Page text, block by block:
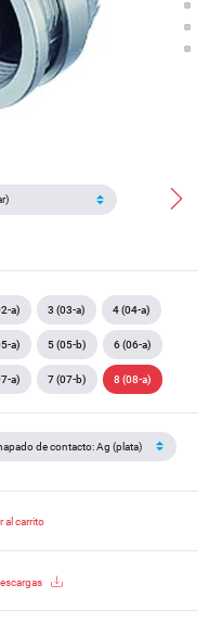
a) 3 (03-a) 4 (04-a)
a) 5 (05-b) 6 (06-a)
a) 7 (07-b) 8 (08-a)
al carrito